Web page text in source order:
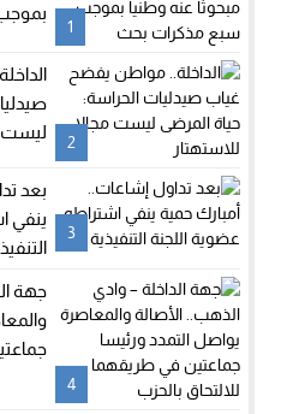
1
2
ليست
3
بعد
ينفي
4
جهة